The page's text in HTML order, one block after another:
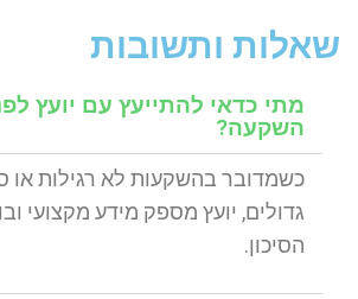
שאלות ותשובות
מתי כדאי להתייעץ עם יועץ
השקעה?
כשמדובר בהשקעות לא רגילות או
גדולים, יועץ מספק מידע מקצועי
הסיכון.